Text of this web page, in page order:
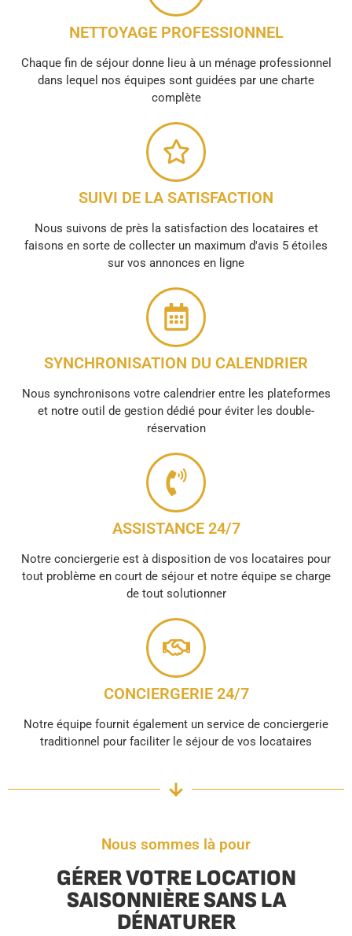
NETTOYAGE PROFESSIONNEL
Chaque fin de séjour donne lieu à un ménage professionnel
dans lequel nos équipes sont guidées par une charte
complète
SUIVI DE LA SATISFACTION
Nous suivons de près la satisfaction des locataires et
faisons en sorte de collecter un maximum d'avis 5 étoiles
sur vos annonces en ligne
SYNCHRONISATION DU CALENDRIER
Nous synchronisons votre calendrier entre les plateformes
et notre outil de gestion dédié pour éviter les double-
réservation
ASSISTANCE 24/7
Notre conciergerie est à disposition de vos locataires pour
tout problème en court de séjour et notre équipe se charge
de tout solutionner
CONCIERGERIE 24/7
Notre équipe fournit également un service de conciergerie
traditionnel pour faciliter le séjour de vos locataires
Nous sommes là pour
GÉRER VOTRE LOCATION
SAISONNIÈRE SANS LA
DÉNATURER